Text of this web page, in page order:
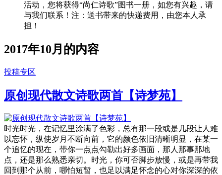
活动，您将获得“尚仁诗歌”图书一册，如您有兴趣，请
与我们联系！注：送书带来的快递费用，由您本人承
担！
2017年10月的内容
投稿专区
原创现代散文诗歌两首【诗梦苑】
时光时光，在记忆里涂满了色彩，总有那一段或是几段让人难
以忘怀，纵使岁月不断向前，它的颜色依旧清晰明显，在某一
个追忆的现在，带你一点点勾勒出好多画面，那人那事那地
点，还是那么熟悉亲切。时光，你可否脚步放慢，或是再带我
回到那个从前，哪怕短暂，也足以满足怀念的心对你深深的依